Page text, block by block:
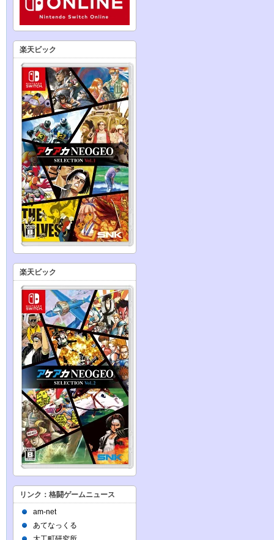
楽天ビック
楽天ビック
リンク：格闘ゲームニュース
am-net
あてなっくる